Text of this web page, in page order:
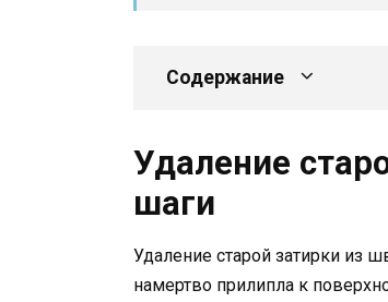
Содержание
Удаление
шаги
Удаление старой затирки из
намертво прилипла к